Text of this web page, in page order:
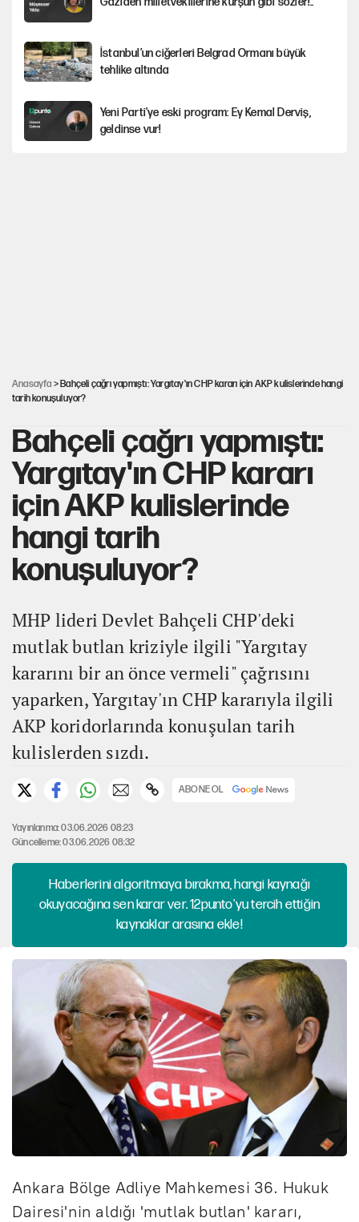
İstanbul’un ciğerleri Belgrad Ormanı büyük
tehlike altında
Yeni Parti'ye eski program: Ey Kemal Derviş,
geldinse vur!
Anasayfa > Bahçeli çağrı yapmıştı: Yargıtay'ın CHP kararı için AKP kulislerinde hangi
tarih konuşuluyor?
Bahçeli çağrı yapmıştı:
Yargıtay'ın CHP kararı
için AKP kulislerinde
hangi tarih
konuşuluyor?
MHP lideri Devlet Bahçeli CHP'deki
mutlak butlan kriziyle ilgili "Yargıtay
kararını bir an önce vermeli" çağrısını
yaparken, Yargıtay'ın CHP kararıyla ilgili
AKP koridorlarında konuşulan tarih
kulislerden sızdı.
ABONE OL
Yayınlanma: 03.06.2026 08:23
Güncelleme: 03.06.2026 08:32
Haberlerini algoritmaya bırakma, hangi kaynağı
okuyacağına sen karar ver. 12punto'yu tercih ettiğin
kaynaklar arasına ekle!
Ankara Bölge Adliye Mahkemesi 36. Hukuk
Dairesi'nin aldığı 'mutlak butlan' kararı,